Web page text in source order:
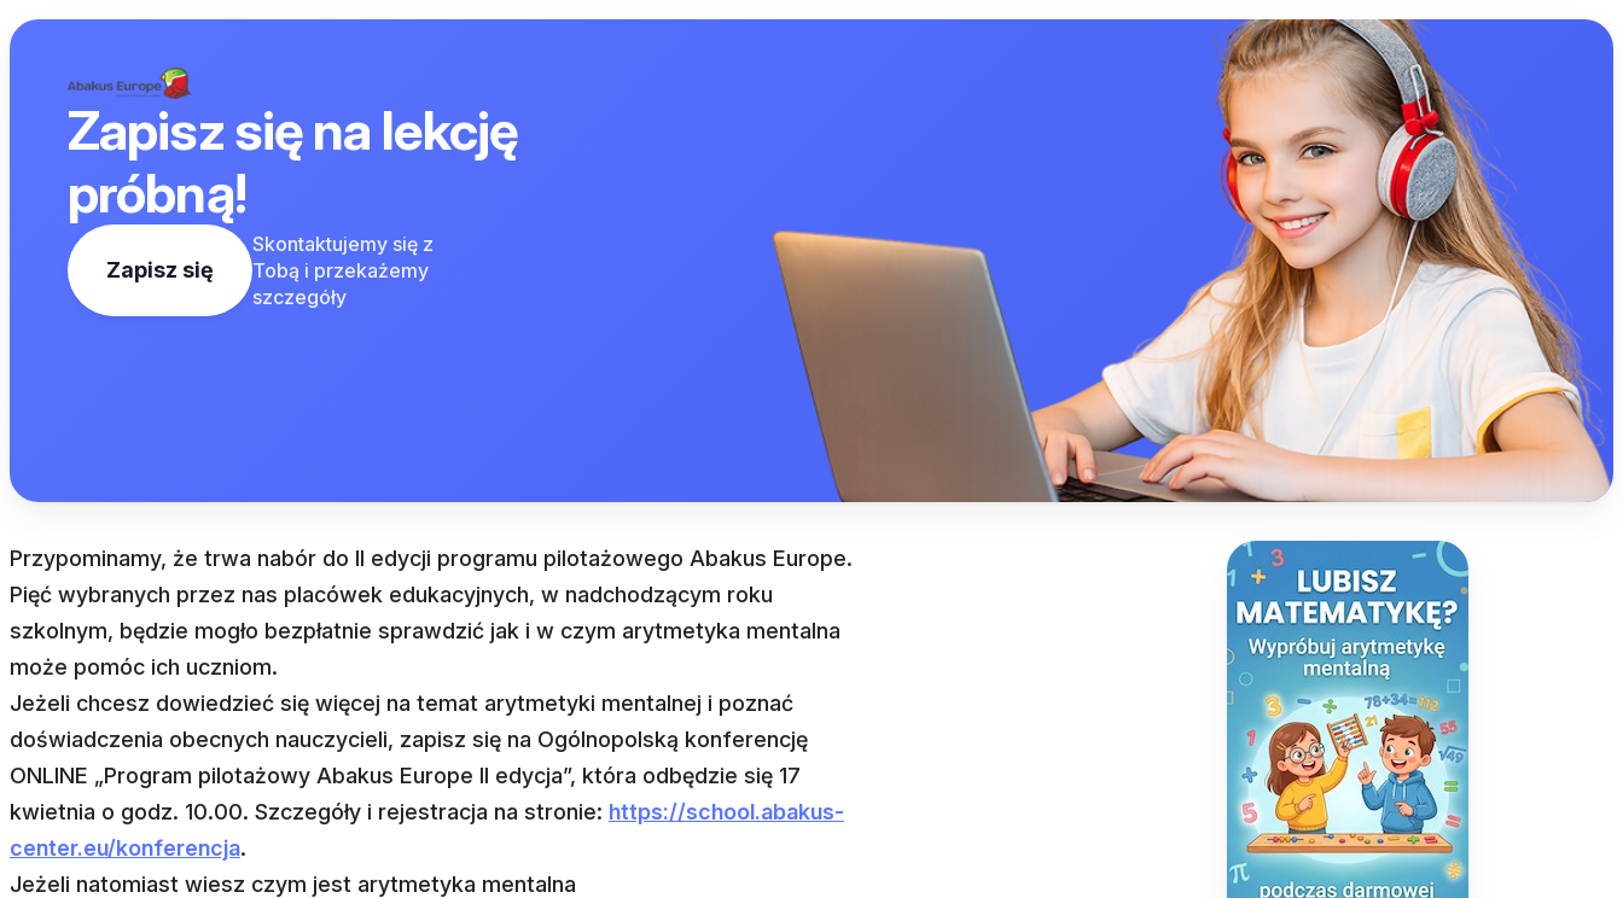
Zapisz się na lekcję
próbną!
Zapisz się
Skontaktujemy się z
Tobą i przekażemy
szczegóły
Przypominamy, że trwa nabór do II edycji programu pilotażowego Abakus Europe.
Pięć wybranych przez nas placówek edukacyjnych, w nadchodzącym roku
szkolnym, będzie mogło bezpłatnie sprawdzić jak i w czym arytmetyka mentalna
może pomóc ich uczniom.
Jeżeli chcesz dowiedzieć się więcej na temat arytmetyki mentalnej i poznać
doświadczenia obecnych nauczycieli, zapisz się na Ogólnopolską konferencję
ONLINE „Program pilotażowy Abakus Europe II edycja”, która odbędzie się 17
kwietnia o godz. 10.00. Szczegóły i rejestracja na stronie: https://school.abakus-
center.eu/konferencja.
Jeżeli natomiast wiesz czym jest arytmetyka mentalna